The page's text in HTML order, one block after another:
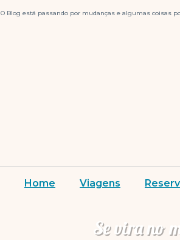
O Blog está passando por mudanças e algumas coisas
Home Viagens
Se vira no